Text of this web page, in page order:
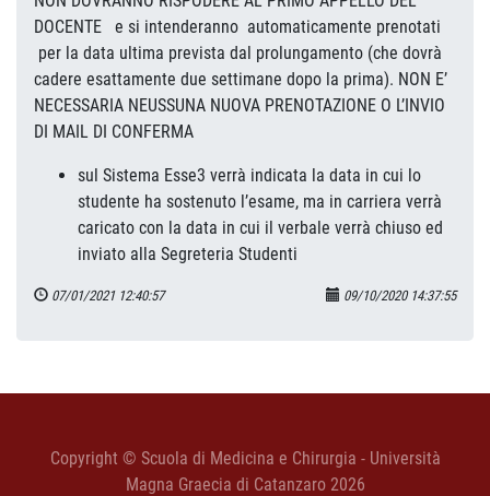
DOCENTE e si intenderanno automaticamente prenotati
per la data ultima prevista dal prolungamento (che dovrà
cadere esattamente due settimane dopo la prima). NON E’
NECESSARIA NEUSSUNA NUOVA PRENOTAZIONE O L’INVIO
DI MAIL DI CONFERMA
sul Sistema Esse3 verrà indicata la data in cui lo
studente ha sostenuto l’esame, ma in carriera verrà
caricato con la data in cui il verbale verrà chiuso ed
inviato alla Segreteria Studenti
07/01/2021 12:40:57 09/10/2020 14:37:55
Copyright © Scuola di Medicina e Chirurgia - Università
Magna Graecia di Catanzaro 2026